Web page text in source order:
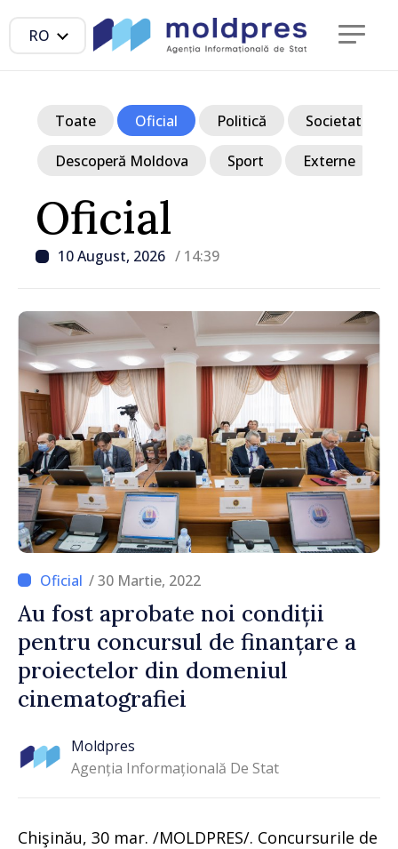
RO
Oficial
10 August, 2026 / 14:39
Toate Oficial Politică Societate
Descoperă Moldova Sport Externe
/ 30 Martie, 2022
Au fost aprobate noi condiții
pentru concursul de finanțare a
proiectelor din domeniul
cinematografiei
Moldpres
Agenția Informațională De Stat
Chişinău, 30 mar. /MOLDPRES/. Concursurile de